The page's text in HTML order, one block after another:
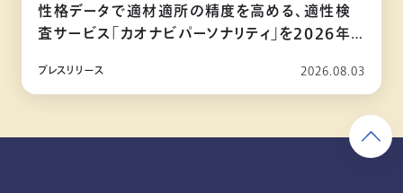
性格データで適材適所の精度を高める、適性検
査サービス「カオナビパーソナリティ」を2026年
プレスリリース 2026.08.03